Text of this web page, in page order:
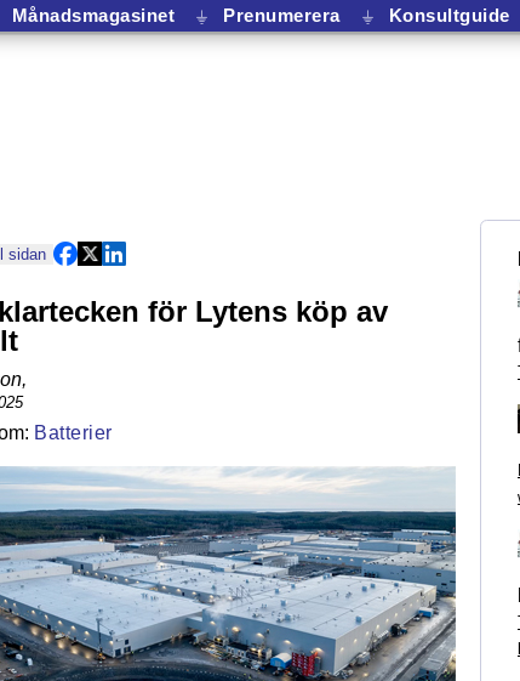
Månadsmagasinet ⏚ Prenumerera ⏚ Konsultguide
sidan
för Lytens köp av
,
Batterier